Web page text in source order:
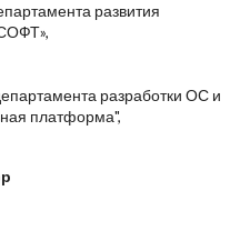
развития
разработки ОС и
платформа",